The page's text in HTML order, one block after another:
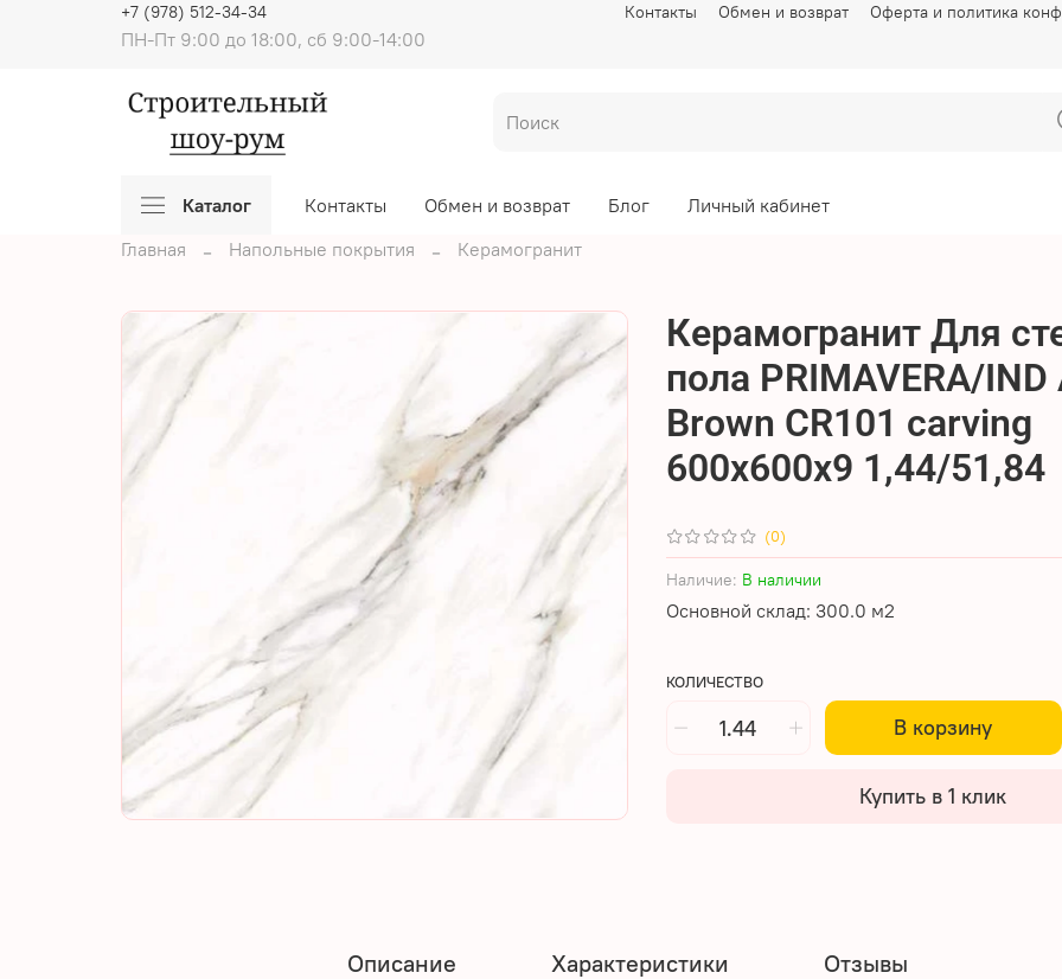
Контакты Обмен и возврат Оферта и политика
ПН-Пт 9:00 до 18:00, сб 9:00-14:00
+7 (978) 512-34-34
Каталог Контакты Обмен и возврат Блог
Личный кабинет
Главная
Напольные покрытия Керамогранит
(0)
Наличие: В наличии
Основной склад: 300.0 м2
Керамогранит Для
пола PRIMAVERA/IND
Brown CR101 carving
600х600х9 1,44/51,84
КОЛИЧЕСТВО
В корзину
Купить в 1 клик
Описание Характеристики Отзывы